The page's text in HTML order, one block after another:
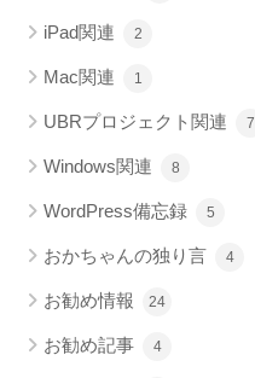
iPad関連 2
Mac関連 1
UBRプロジェクト関連 7
Windows関連 8
WordPress備忘録 5
おかちゃんの独り言 4
お勧め情報 24
お勧め記事 4